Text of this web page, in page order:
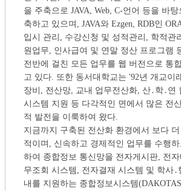
을 주축으로 JAVA, Web, C-언어 등을 바
축하고 있으며, JAVA와 Ezgen, RDB인
입시 관리, 수강신청 및 성적관리, 학적관
원업무, 인사급여 및 연말 정산 프로그램
전반에 걸친 모든 업무를 웹 버전으로 통
고 있다. 또한 동서대학교는 '92년 개교이
장비, 전산망, 교내 업무전산화, 산․학․연
시스템 지원 등 다각적인 면에서 많은 전
적 발전을 이룩하여 왔다.
지금까지 구축된 전산화 환경에서 보다
적이며, 신속하고 경제적인 업무를 수행
하여 종합정보 통신망을 전자게시판, 전자
무조회 시스템, 전자결재 시스템 및 학사․
내를 지원하는 종합정보시스템